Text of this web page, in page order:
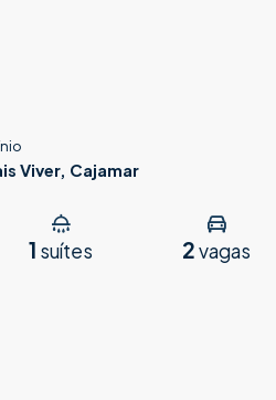
Viver, Cajamar
1 suítes 2vagas